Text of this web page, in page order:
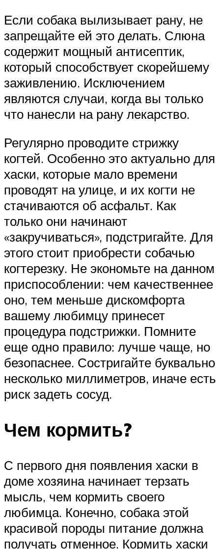
Если собака вылизывает рану, не
запрещайте ей это делать. Слюна
содержит мощный антисептик,
который способствует скорейшему
заживлению. Исключением
являются случаи, когда вы только
что нанесли на рану лекарство.
Регулярно проводите стрижку
когтей. Особенно это актуально для
хаски, которые мало времени
проводят на улице, и их когти не
стачиваются об асфальт. Как
только они начинают
«закручиваться», подстригайте. Для
этого стоит приобрести собачью
когтерезку. Не экономьте на данном
приспособлении: чем качественнее
оно, тем меньше дискомфорта
вашему любимцу принесет
процедура подстрижки. Помните
еще одно правило: лучше чаще, но
безопаснее. Состригайте буквально
несколько миллиметров, иначе есть
риск задеть сосуд.
Чем кормить?
С первого дня появления хаски в
доме хозяина начинает терзать
мысль, чем кормить своего
любимца. Конечно, собака этой
красивой породы питание должна
получать отменное. Кормить хаски